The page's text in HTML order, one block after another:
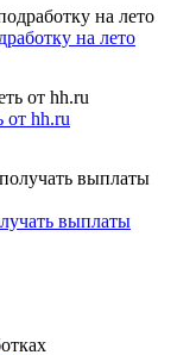
на лето
от hh.ru
выплаты